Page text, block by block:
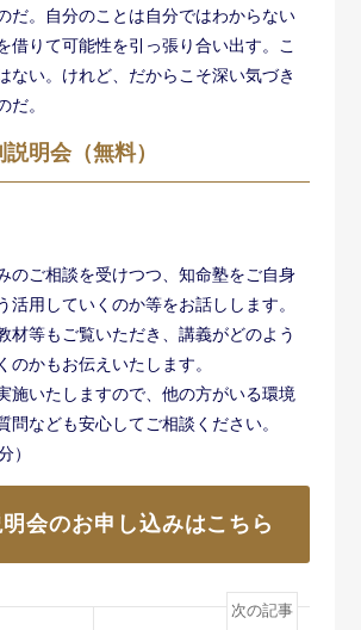
だ。自分のことは自分ではわからない
借りて可能性を引っ張り合い出す。こ
ない。けれど、だからこそ深い気づき
だ。
明会（無料）
のご相談を受けつつ、知命塾をご自身
活用していくのか等をお話しします。
材等もご覧いただき、講義がどのよう
のかもお伝えいたします。
施いたしますので、他の方がいる環境
問なども安心してご相談ください。
）
会のお申し込みはこちら
次の記事